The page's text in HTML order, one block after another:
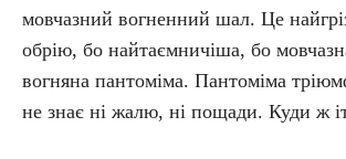
мовчазний вогненний шал. Це
обрію, бо найтаємничіша, бо
вогняна пантоміма. Пантоміма
не знає ні жалю, ні пощади. Куди ж